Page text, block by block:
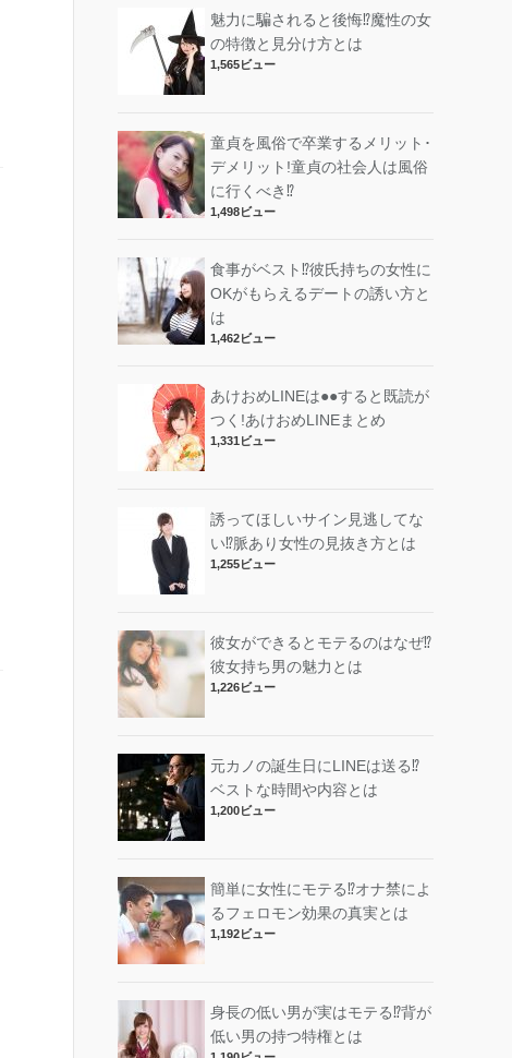
魅力に騙されると後悔⁉︎魔性の女
の特徴と見分け方とは
1,565ビュー
童貞を風俗で卒業するメリット･
デメリット!︎童貞の社会人は風俗
に行くべき⁉︎
1,498ビュー
食事がベスト⁉︎彼氏持ちの女性に
OKがもらえるデートの誘い方と
は
1,462ビュー
あけおめLINEは●●すると既読が
つく!あけおめLINEまとめ
1,331ビュー
誘ってほしいサイン見逃してな
い⁉︎脈あり女性の見抜き方とは
1,255ビュー
彼女ができるとモテるのはなぜ⁉︎
彼女持ち男の魅力とは
1,226ビュー
元カノの誕生日にLINEは送る⁉︎
ベストな時間や内容とは
1,200ビュー
簡単に女性にモテる⁉︎オナ禁によ
るフェロモン効果の真実とは
1,192ビュー
身長の低い男が実はモテる⁉︎背が
低い男の持つ特権とは